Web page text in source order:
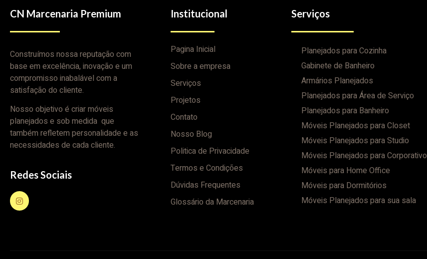
CN Marcenaria Premium
Construímos nossa reputação com
base em excelência, inovação e um
compromisso inabalável com a
satisfação do cliente.
Nosso objetivo é criar móveis
planejados e sob medida que
também refletem personalidade e as
necessidades de cada cliente.
Redes Sociais
Institucional
Pagina Inicial
Sobre a empresa
Serviços
Projetos
Contato
Nosso Blog
Politica de Privacidade
Termos e Condições
Dúvidas Frequentes
Glossário da Marcenaria
Serviços
Planejados para Cozinha
Gabinete de Banheiro
Armários Planejados
Planejados para Área de Serviço
Planejados para Banheiro
Móveis Planejados para Closet
Móveis Planejados para Studio
Móveis Planejados para Corporativo
Móveis para Home Office
Móveis para Dormitórios
Móveis Planejados para sua sala